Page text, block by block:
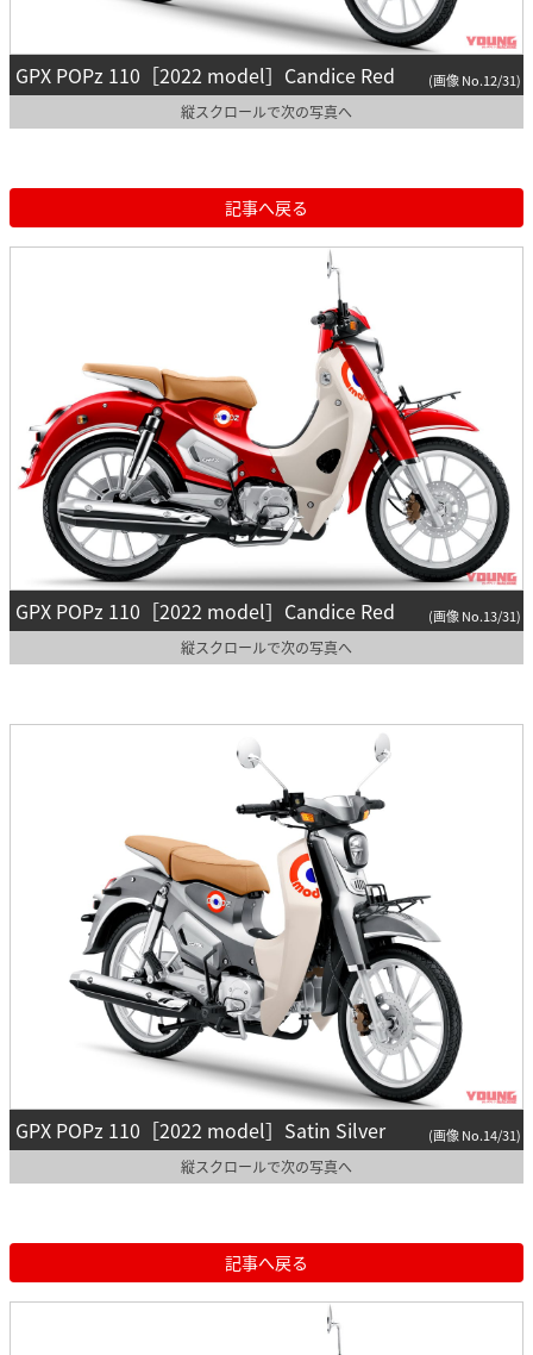
GPX POPz 110［2022 model］Candice Red (画像 No.12/31)
縦スクロールで次の写真へ
記事へ戻る
GPX POPz 110［2022 model］Candice Red (画像 No.13/31)
縦スクロールで次の写真へ
GPX POPz 110［2022 model］Satin Silver (画像 No.14/31)
縦スクロールで次の写真へ
記事へ戻る